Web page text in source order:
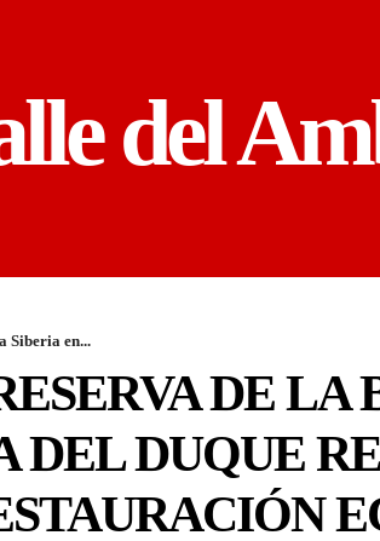
del
Siberia en...
DE LA
DEL DUQUE